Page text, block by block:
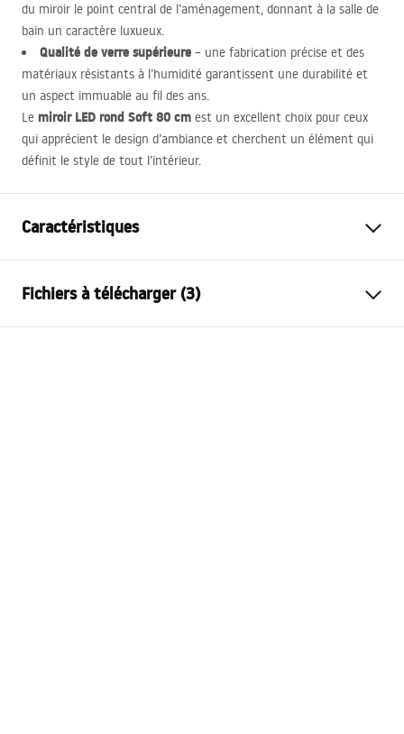
du miroir le point central de l’aménagement, donnant à la salle de
bain un caractère luxueux.
Qualité de verre supérieure – une fabrication précise et des
matériaux résistants à l’humidité garantissent une durabilité et
un aspect immuable au fil des ans.
Le miroir LED rond Soft 80 cm est un excellent choix pour ceux
qui apprécient le design d’ambiance et cherchent un élément qui
définit le style de tout l’intérieur.
Caractéristiques
Largeur
Profondeur
25mm
Fichiers à télécharger (3)